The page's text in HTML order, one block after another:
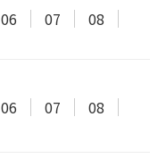
06 07
08
06 07
08